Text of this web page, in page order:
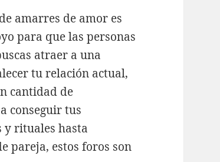
amarres de amor es
para que las personas
atraer a una
tu relación actual,
cantidad de
conseguir tus
y rituales hasta
pareja, estos foros son